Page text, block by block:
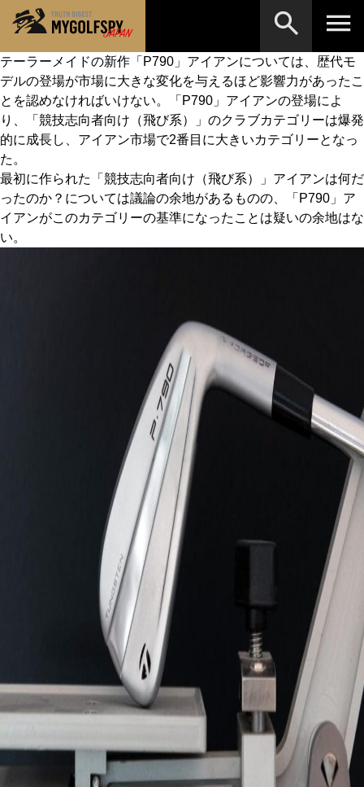
テーラーメイドの新作「P790」アイアンについては、歴代モ
デルの登場が市場に大きな変化を与えるほど影響力があったこ
とを認めなければいけない。「P790」アイアンの登場によ
り、「競技志向者向け（飛び系）」のクラブカテゴリーは爆発
的に成長し、アイアン市場で2番目に大きいカテゴリーとなっ
た。
最初に作られた「競技志向者向け（飛び系）」アイアンは何だ
ったのか？については議論の余地があるものの、「P790」ア
イアンがこのカテゴリーの基準になったことは疑いの余地はな
い。
MOST WANTED テストランキング
NEW RELEASES 新製品情報
HOW TO
LAB テスト・データ検証
Golf News ゴルフニュース
フェアウェイウッド
編集部のおすすめ
私たちのチーム
私たちの使命
MyGolfSpyJapanとは？
力してください。
検索